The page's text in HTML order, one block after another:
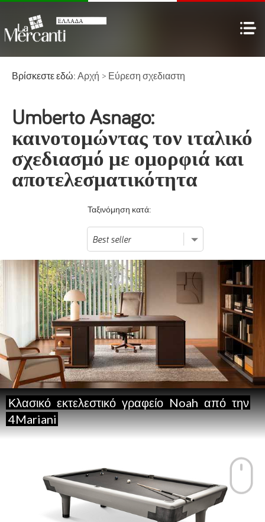
Βρίσκεστε εδώ: Αρχή > Εύρεση σχεδιαστη
Umberto Asnago:
καινοτομώντας τον ιταλικό
σχεδιασμό με ομορφιά και
αποτελεσματικότητα
Ταξινόμηση κατά:
Κλασικό εκτελεστικό γραφείο Noah από την
4Mariani